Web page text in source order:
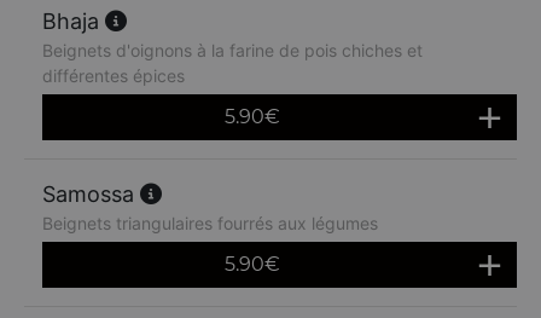
Bhaja
Beignets d'oignons à la farine de pois chiches et
différentes épices
5.90€
Samossa
Beignets triangulaires fourrés aux légumes
5.90€